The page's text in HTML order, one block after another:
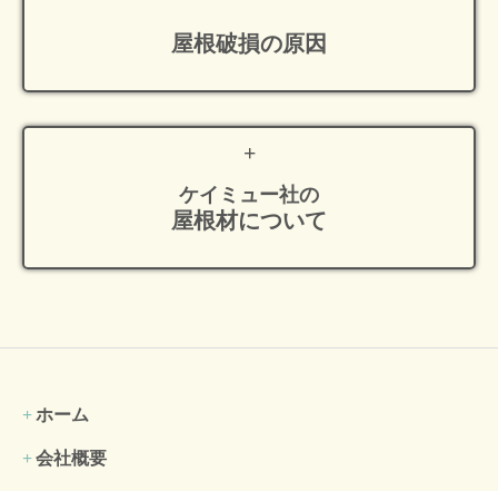
屋根破損の原因
ケイミュー社の
屋根材について
ホーム
会社概要